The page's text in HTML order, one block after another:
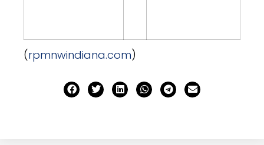
(rpmnwindiana.com)